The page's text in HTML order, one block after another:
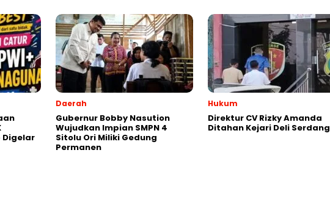
Digelar
Daerah
Gubernur Bobby Nasution
Wujudkan Impian SMPN 4
Sitolu Ori Miliki Gedung
Permanen
Hukum
Direktur CV Rizky Amanda
Ditahan Kejari Deli Serdang